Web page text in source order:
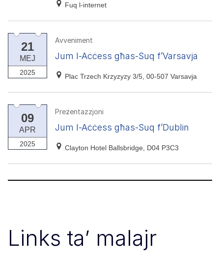
Fuq l-internet
21
MEJ
2025
Avveniment
Jum l-Aċċess għas-Suq f’Varsavja
Plac Trzech Krzyzyzy 3/5, 00-507 Varsavja
09
APR
2025
Preżentazzjoni
Jum l-Aċċess għas-Suq f’Dublin
Clayton Hotel Ballsbridge, D04 P3C3
Links ta’ malajr